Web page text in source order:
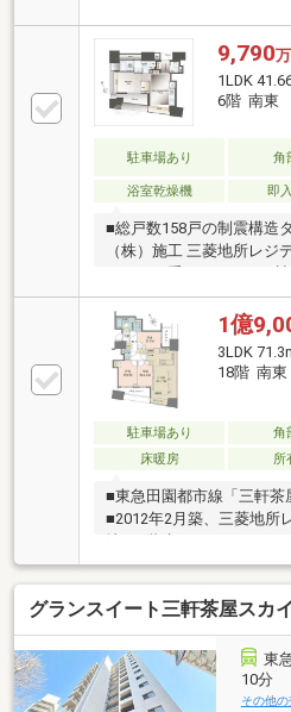
設計・オートロック・防
ニター付インターホン・
燥機・浴室換気乾燥機・
床暖房（リビングダイニ
通アクセス－・東急田園
田谷線「三軒茶屋」駅 徒
9,790
1LDK
6階 南東
駐車場あり 角
浴室乾燥機
即
■総戸数158戸の制震構造
（株）施工 三菱地所レジデンス（株）旧分譲■複層ガ
内廊下設計 コンシェルジュサービス有■TES温水式床
暖房・ディスポーザー付■セキ
ンスオートロック・ エレベーターオートロック・夜間
警備員の トリプルセキュリティ■ 売主アフターサービ
ス保証 ＋ 第三者機関瑕疵
1億
3LDK
18階 南東
駐車場あり 角
床暖房
所
■東急田園都市線「三軒茶
■2012年2月築、三菱地所
部分、陽当り・通風良好
にバルコニーが備わり、
タワーが望めます。■約17
2700mmで、開放感がご
ン付きの快適空間です。
ン。食器洗乾燥機、ディ
育可(規約有)。■周辺環境
グランスイート三軒茶屋スカ
東
10分
その他の